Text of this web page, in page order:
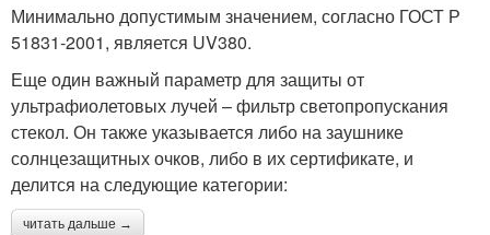
Минимально допустимым значением, согласно ГОСТ Р
51831-2001, является UV380.
Еще один важный параметр для защиты от
ультрафиолетовых лучей – фильтр светопропускания
стекол. Он также указывается либо на заушнике
солнцезащитных очков, либо в их сертификате, и
делится на следующие категории:
читать дальше →